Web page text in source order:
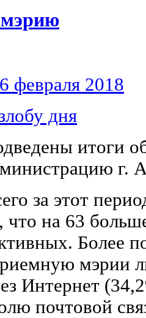
февраля 2018
дня
итоги
г.
за этот
что на 63
Более
мэрии
Интернет
почтовой